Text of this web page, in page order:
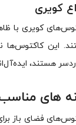
کویری
کویری با
این کاکتوس‌ها
هستند،
های
فضای باز